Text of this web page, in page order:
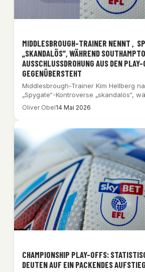
MIDDLESBROUGH-TRAINER NENNT
„SKANDALÖS“, WÄHREND
AUSSCHLUSSDROHUNG AUS DEN
GEGENÜBERSTEHT
Middlesbrough-Trainer Kim Hellberg
„Spygate“-Kontroverse „skandalös“,
Southampton der Ausschlussdrohung
Oliver Obel14 Mai 2026
CHAMPIONSHIP PLAY-OFFS:
DEUTEN AUF EIN PACKENDES